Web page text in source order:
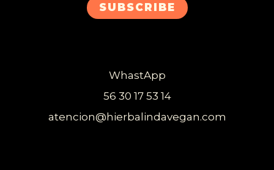
SUBSCRIBE
WhastApp
56 30 17 53 14
atencion@hierbalindavegan.com